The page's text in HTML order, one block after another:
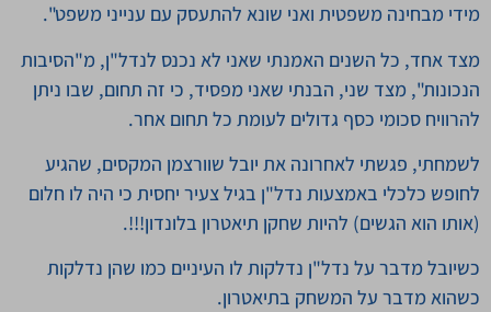
מידי מבחינה משפטית ואני שונא להתעסק עם ענייני משפט".
מצד אחד, כל השנים האמנתי שאני לא נכנס לנדל"ן, מ"הסיבות
הנכונות", מצד שני, הבנתי שאני מפסיד, כי זה תחום, שבו ניתן
להרוויח סכומי כסף גדולים לעומת כל תחום אחר.
לשמחתי, פגשתי לאחרונה את יובל שוורצמן המקסים, שהגיע
לחופש כלכלי באמצעות נדל"ן בגיל צעיר יחסית כי היה לו חלום
(אותו הוא הגשים) להיות שחקן תיאטרון בלונדון!!!.
כשיובל מדבר על נדל"ן נדלקות לו העיניים כמו שהן נדלקות
כשהוא מדבר על המשחק בתיאטרון.